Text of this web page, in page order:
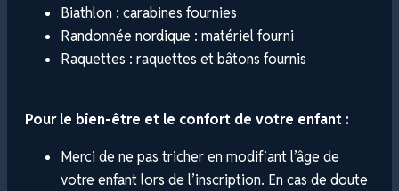
Biathlon : carabines fournies
Randonnée nordique : matériel fourni
Raquettes : raquettes et bâtons fournis
Pour le bien-être et le confort de votre enfant :
Merci de ne pas tricher en modifiant l’âge de
votre enfant lors de l’inscription. En cas de doute